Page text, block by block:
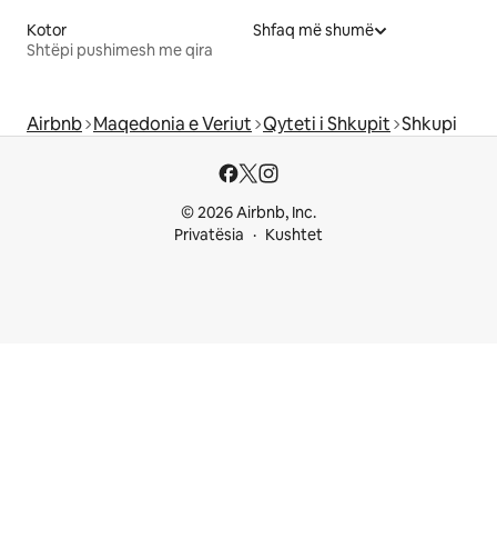
Kotor
Shtëpi pushimesh me qira
Shfaq më shumë
Airbnb Maqedonia e Veriut Qyteti i Shkupit Shkupi
© 2026 Airbnb, Inc.
Privatësia
Kushtet